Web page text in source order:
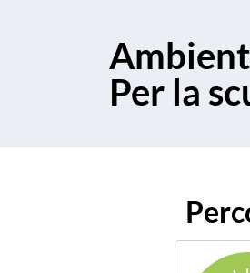
Per la